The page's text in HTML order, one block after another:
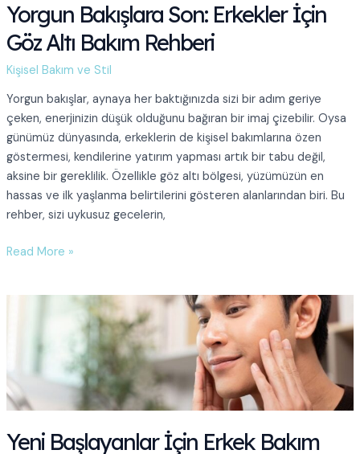
Yorgun Bakışlara Son: Erkekler İçin
Göz Altı Bakım Rehberi
Kişisel Bakım ve Stil
Yorgun bakışlar, aynaya her baktığınızda sizi bir adım geriye
çeken, enerjinizin düşük olduğunu bağıran bir imaj çizebilir. Oysa
günümüz dünyasında, erkeklerin de kişisel bakımlarına özen
göstermesi, kendilerine yatırım yapması artık bir tabu değil,
aksine bir gereklilik. Özellikle göz altı bölgesi, yüzümüzün en
hassas ve ilk yaşlanma belirtilerini gösteren alanlarından biri. Bu
rehber, sizi uykusuz gecelerin,
Yorgun
Bakım
Rehberi
Read More »
Yeni Başlayanlar İçin Erkek Bakım